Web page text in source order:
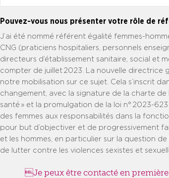
Pouvez-vous nous présenter votre rôle de
J’ai été nommé référent égalité femmes-
CNG (praticiens hospitaliers, personnels
directeurs d’établissement sanitaire, social et
compter de juillet 2023. La nouvelle directrice
notre mobilisation sur ce sujet. Cela s’inscrit
changement, avec la signature de la charte de
santé » et la promulgation de la loi n° 2023-
des femmes aux responsabilités dans la
pour but d’objectiver et de progressivement
et les hommes, en particulier sur la question
de lutter contre les violences sexistes et
Je peux être contacté en